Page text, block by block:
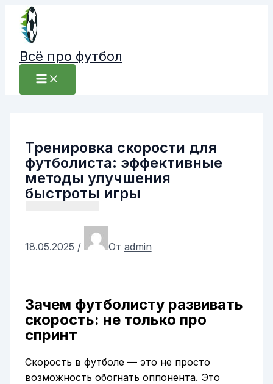
Перейти
содержимому
Всё про футбол
Тренировка скорости для
футболиста: эффективные
методы улучшения
быстроты игры
18.05.2025 / От admin
Зачем футболисту развивать
скорость: не только про
спринт
Скорость в футболе — это не просто
возможность обогнать оппонента. Это